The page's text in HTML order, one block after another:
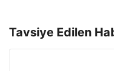
Tavsiye Edilen